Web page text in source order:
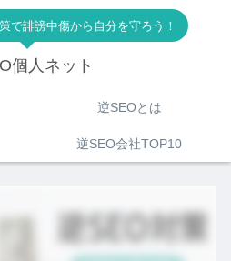
で誹謗中傷から自分を守ろう！
個人ネット
逆SEOとは
逆SEO会社TOP10